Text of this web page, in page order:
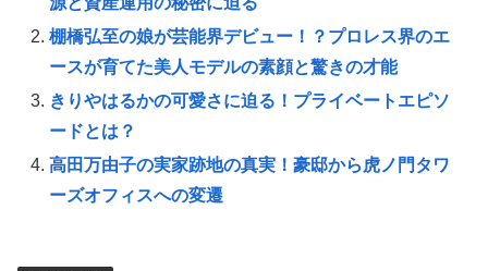
棚橋弘至の娘が芸能界デビュー！？プロレス界のエ
ースが育てた美人モデルの素顔と驚きの才能
きりやはるかの可愛さに迫る！プライベートエピソ
ードとは？
高田万由子の実家跡地の真実！豪邸から虎ノ門タワ
ーズオフィスへの変遷